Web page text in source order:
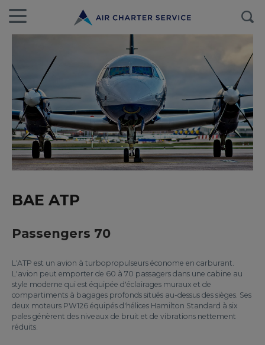
BAE ATP
Passengers 70
L'ATP est un avion à turbopropulseurs économe en carburant.
L'avion peut emporter de 60 à 70 passagers dans une cabine au
style moderne qui est équipée d'éclairages muraux et de
compartiments à bagages profonds situés au-dessus des sièges. Ses
deux moteurs PW126 équipés d'hélices Hamilton Standard à six
pales génèrent des niveaux de bruit et de vibrations nettement
réduits.